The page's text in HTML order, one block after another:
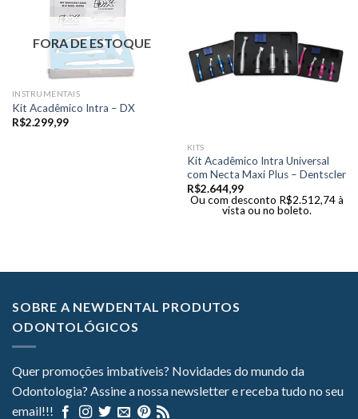
FORA DE ESTOQUE
INSTRUMENTAIS
Kit Acadêmico Intra – DX
R$2.299,99
KITS
Kit Acadêmico Intra Universal
com Necta Maxi Plus – Dentscler
R$2.644,99
Ou com desconto R$2.512,74 à
vista ou no boleto.
SOBRE A NEWDENTAL PRODUTOS
ODONTOLÓGICOS
Quer promoções imbatíveis? Novidades do mundo da
Odontologia? Assine a nossa newsletter e receba tudo no seu
email!!!